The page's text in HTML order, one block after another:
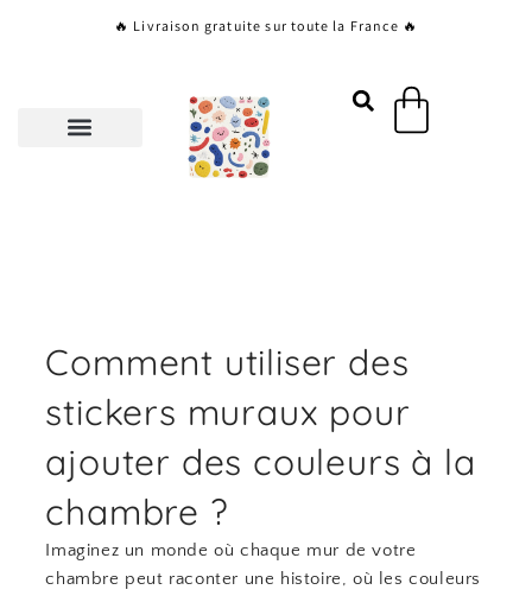
🔥 Livraison gratuite sur toute la France 🔥
Panier
Comment utiliser des
stickers muraux pour
ajouter des couleurs à la
chambre ?
Imaginez un monde où chaque mur de votre
chambre peut raconter une histoire, où les couleurs